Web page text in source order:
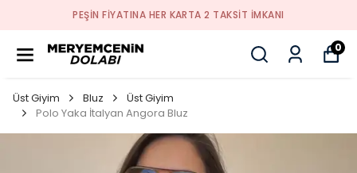
PEŞİN FİYATINA HER KARTA 2 TAKSİT İMKANI
0
Üst Giyim Bluz
Üst Giyim
Polo Yaka İtalyan Angora Bluz